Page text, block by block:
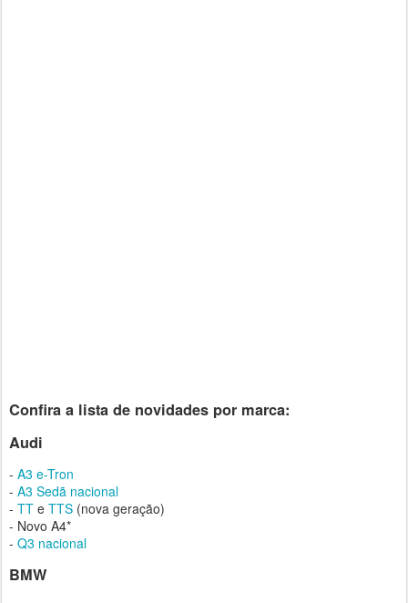
Confira a lista de novidades por marca:
Audi
- A3 e-Tron
- A3 Sedã nacional
- TT e TTS (nova geração)
- Novo A4*
- Q3 nacional
BMW